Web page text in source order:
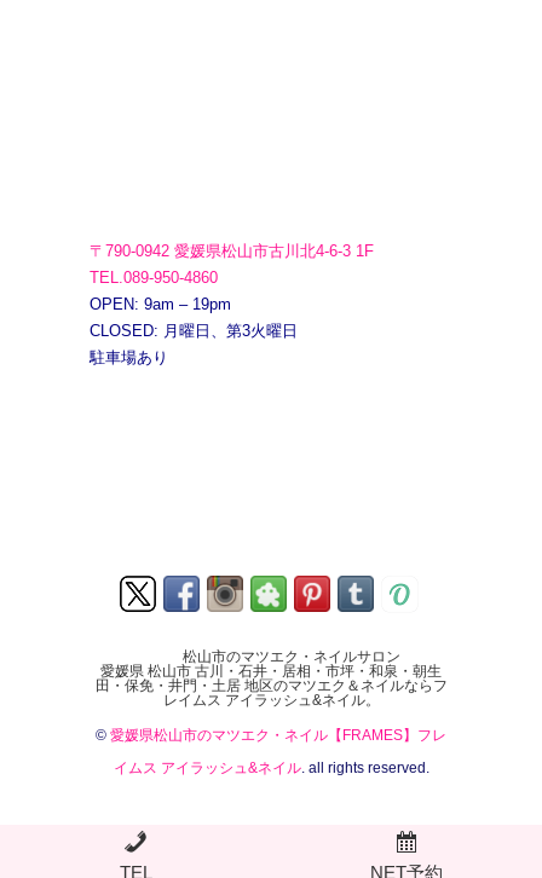
〒790-0942 愛媛県松山市古川北4-6-3 1F
TEL.089-950-4860
OPEN: 9am – 19pm
CLOSED: 月曜日、第3火曜日
駐車場あり
松山市のマツエク・ネイルサロン
愛媛県 松山市 古川・石井・居相・市坪・和泉・朝生
田・保免・井門・土居 地区のマツエク＆ネイルならフ
レイムス アイラッシュ&ネイル。
© 愛媛県松山市のマツエク・ネイル【FRAMES】フレ
イムス アイラッシュ&ネイル. all rights reserved.
TEL NET予約